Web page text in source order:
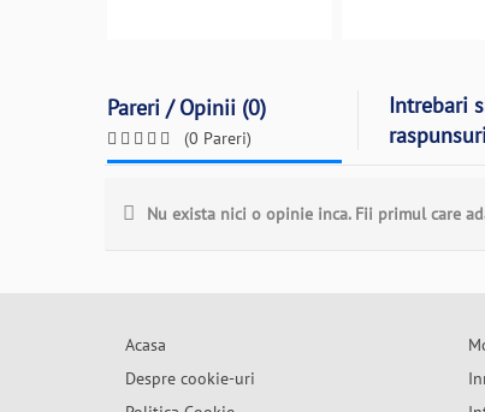
Pareri / Opinii (0)
(0 Pareri)
Intrebari
Nu exista nici o opinie inca. Fii primul care
Acasa
Despre cookie-uri